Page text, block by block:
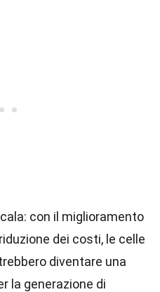
con il miglioramento
dei costi, le celle
diventare una
la generazione di